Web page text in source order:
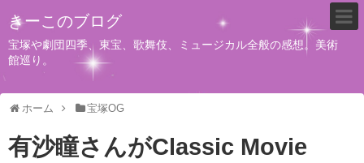
きーこのブログ
宝塚や劇団四季、東宝、歌舞伎、ミュージカル全般の感想。美術
館巡り。
ホーム 宝塚OG
有沙瞳さんがClassic Movie